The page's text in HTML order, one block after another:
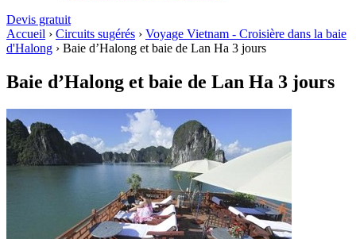
Devis gratuit
Accueil › Circuits sugérés › Voyage Vietnam - Croisière dans la baie
d'Halong › Baie d’Halong et baie de Lan Ha 3 jours
Baie d’Halong et baie de Lan Ha 3 jours